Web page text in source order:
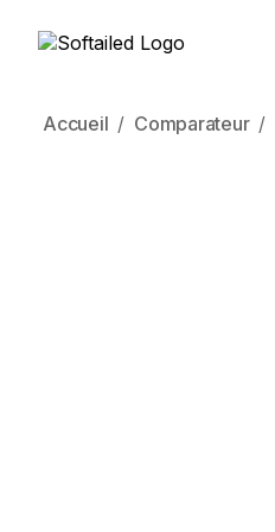
Accueil Comparateur